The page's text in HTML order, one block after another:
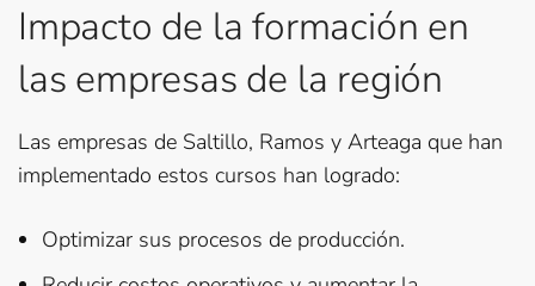
Impacto de la formación en
las empresas de la región
Las empresas de Saltillo, Ramos y Arteaga que han
implementado estos cursos han logrado:
Optimizar sus procesos de producción.